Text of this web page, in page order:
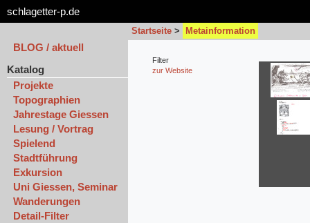
schlagetter-p.de
Startseite > Metainformation
BLOG / aktuell
Katalog
Projekte
Topographien
Jahrestage Giessen
Lesung / Vortrag
Spielend
Stadtführung
Exkursion
Uni Giessen, Seminar
Wanderungen
Detail-Filter
Filter
zur Website